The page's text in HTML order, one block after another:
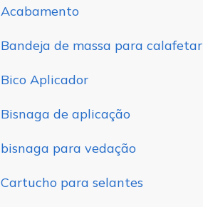
Acabamento
Bandeja de massa para calafetar
Bico Aplicador
Bisnaga de aplicação
bisnaga para vedação
Cartucho para selantes